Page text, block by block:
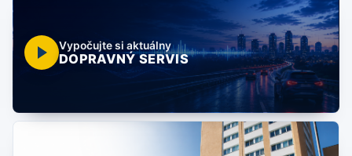
Vypočujte si aktuálny
DOPRAVNÝ SERVIS